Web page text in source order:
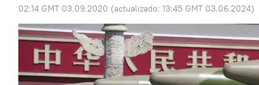
02:14 GMT 03.09.2020 (actualizado: 13:45 GMT 03.06.2024)